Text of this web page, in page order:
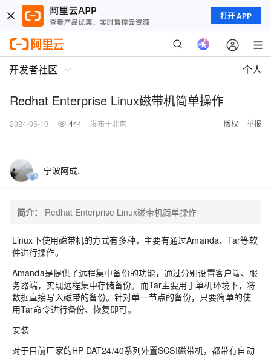
打开 APP
开发者社区 个人
Redhat Enterprise Linux磁带机简单操作
2024-05-10 444 发布于北京 版权 举报
宁波阿成.
简介： Redhat Enterprise Linux磁带机简单操作
Linux下使用磁带机的方式有多种，主要有通过Amanda、Tar等软
件进行操作。
Amanda是提供了远程集中备份的功能，通过分别设置客户端、服
务器端，实现远程集中存储备份。而Tar主要用于单机环境下，将
数据直接写入磁带的备份。针对单一节点的备份，只要简单的使
用Tar命令进行备份、恢复即可。
安装
对于目前厂家的HP DAT24/40系列外置SCSI磁带机，都带有自动